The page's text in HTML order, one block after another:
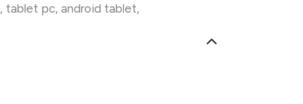
, tablet pc, android tablet,